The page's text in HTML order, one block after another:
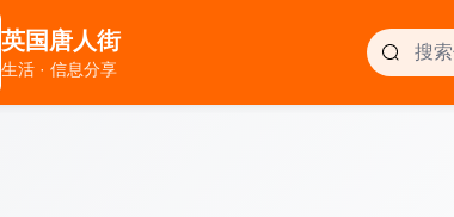
英国唐人街
生活 · 信息分享
英国唐人街
生活 · 信息分享